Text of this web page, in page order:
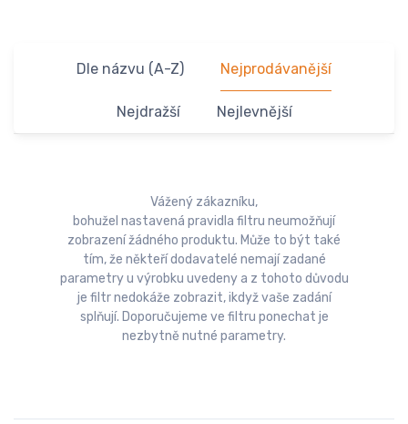
Dle názvu (A-Z) Nejprodávanější
Nejdražší Nejlevnější
Vážený zákazníku,
bohužel nastavená pravidla filtru neumožňují
zobrazení žádného produktu. Může to být také
tím, že někteří dodavatelé nemají zadané
parametry u výrobku uvedeny a z tohoto důvodu
je filtr nedokáže zobrazit, ikdyž vaše zadání
splňují. Doporučujeme ve filtru ponechat je
nezbytně nutné parametry.